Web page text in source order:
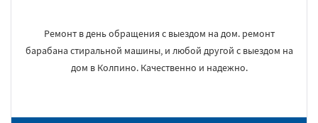
Ремонт в день обращения с выездом на дом. ремонт
барабана стиральной машины, и любой другой с выездом на
дом в Колпино. Качественно и надежно.